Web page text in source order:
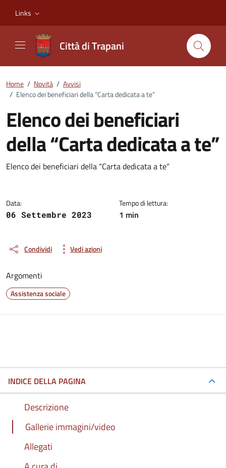
Links
Città di Trapani
Home / Novità / Avvisi
/ Elenco dei beneficiari della “Carta dedicata a te”
Elenco dei beneficiari
della “Carta dedicata a te”
Dettagli della notizia
Elenco dei beneficiari della “Carta dedicata a te”
Data:
06 Settembre 2023
Tempo di lettura:
1 min
Condividi Vedi azioni
Argomenti
Assistenza sociale
INDICE DELLA PAGINA
Descrizione
Gallerie immagini/video
Allegati